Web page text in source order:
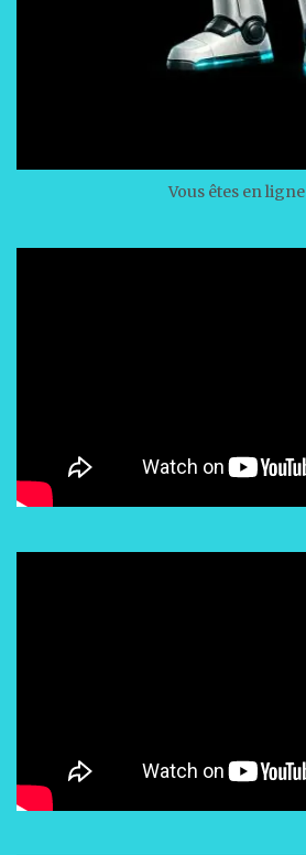
Vous êtes en ligne